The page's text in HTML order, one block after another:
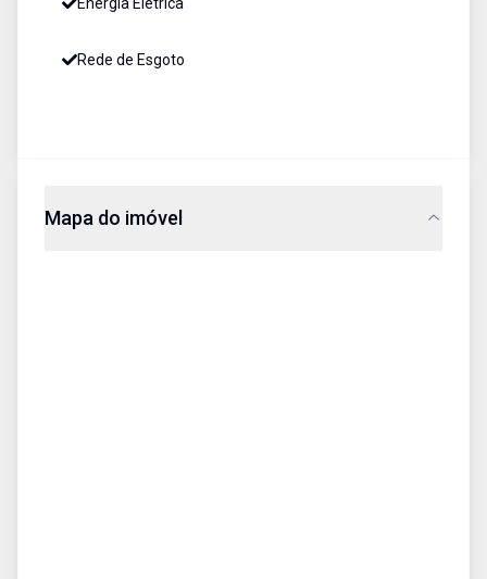
Rede de Esgoto
Mapa do imóvel